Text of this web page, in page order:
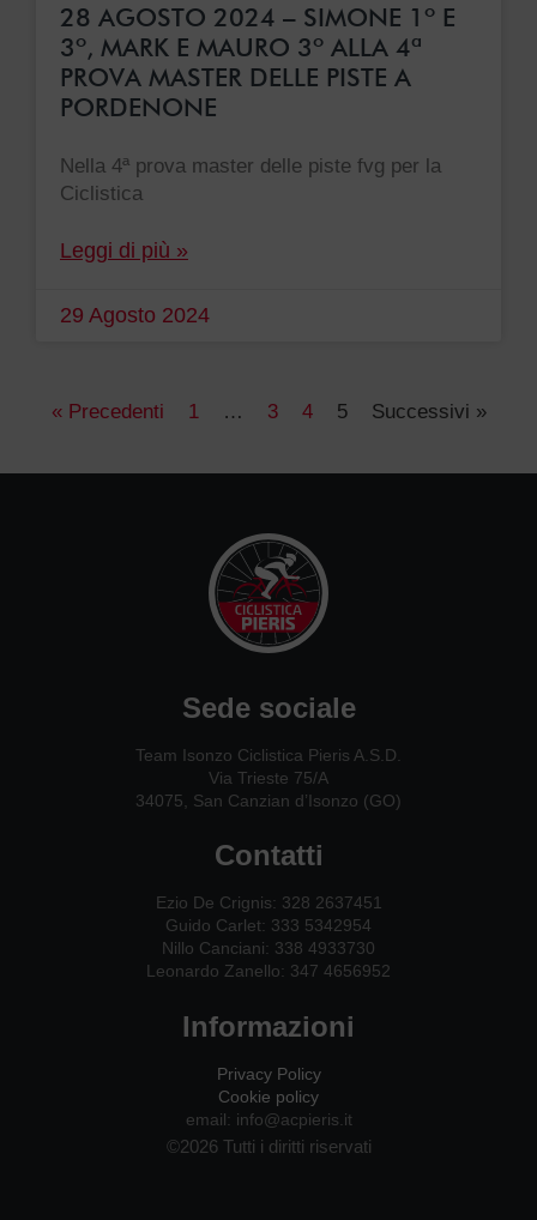
28 AGOSTO 2024 – SIMONE 1º E
3º, MARK E MAURO 3º ALLA 4ª
PROVA MASTER DELLE PISTE A
PORDENONE
Nella 4ª prova master delle piste fvg per la
Ciclistica
Leggi di più »
29 Agosto 2024
« Precedenti 1 … 3 4 5 Successivi »
Sede sociale
Team Isonzo Ciclistica Pieris A.S.D.
Via Trieste 75/A
34075, San Canzian d’Isonzo (GO)
Contatti
Ezio De Crignis: 328 2637451
Guido Carlet: 333 5342954
Nillo Canciani: 338 4933730
Leonardo Zanello: 347 4656952
Informazioni
Privacy Policy
Cookie policy
email: info@acpieris.it
©2026 Tutti i diritti riservati